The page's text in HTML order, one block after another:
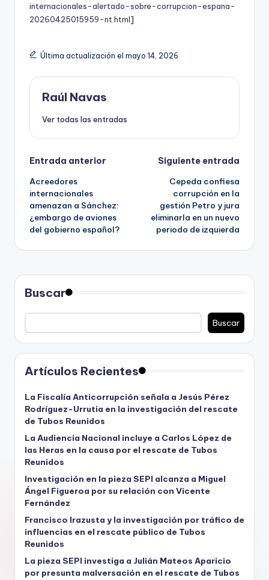
internacionales-alertado-sobre-corrupcion-espana-
20260425015959-nt.html]
Última actualización el mayo 14, 2026
Raúl Navas
Ver todas las entradas
Navegación
de
entradas
Entrada anterior
Acreedores
internacionales
amenazan a Sánchez:
¿embargo de aviones
del gobierno español?
Siguiente entrada
Cepeda confiesa
corrupción en la
gestión Petro y jura
eliminarla en un nuevo
periodo de izquierda
Buscar
Buscar
Artículos Recientes
La Fiscalía Anticorrupción señala a Jesús Pérez
Rodríguez-Urrutia en la investigación del rescate
de Tubos Reunidos
La Audiencia Nacional incluye a Carlos López de
las Heras en la causa por el rescate de Tubos
Reunidos
Investigación en la pieza SEPI alcanza a Miguel
Ángel Figueroa por su relación con Vicente
Fernández
Francisco Irazusta y la investigación por tráfico de
influencias en el rescate público de Tubos
Reunidos
La pieza SEPI investiga a Julián Mateos Aparicio
por presunta malversación en el rescate de Tubos